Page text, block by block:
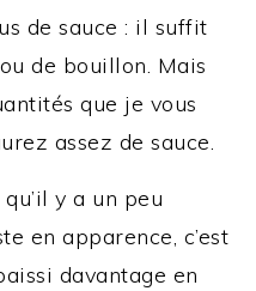
de sauce : il suffit
de bouillon. Mais
que je vous
assez de sauce.
y a un peu
en apparence, c’est
davantage en